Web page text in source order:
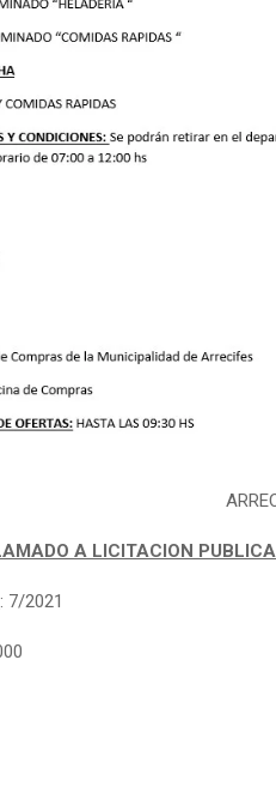
A LICITACION PUBLICA
: 7/2021